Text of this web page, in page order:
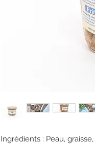
Ingrédients : Peau,